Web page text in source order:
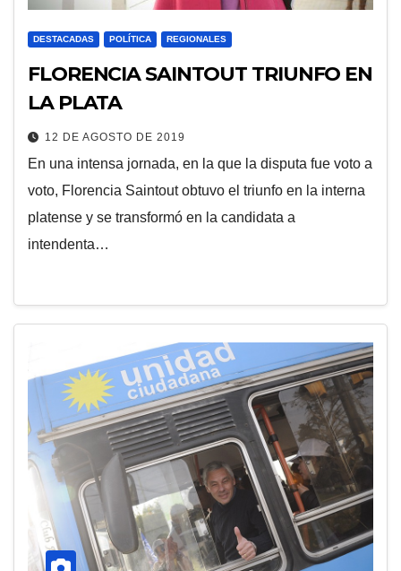
DESTACADAS POLÍTICA REGIONALES
FLORENCIA SAINTOUT TRIUNFO EN
LA PLATA
12 DE AGOSTO DE 2019
En una intensa jornada, en la que la disputa fue voto a
voto, Florencia Saintout obtuvo el triunfo en la interna
platense y se transformó en la candidata a
intendenta…